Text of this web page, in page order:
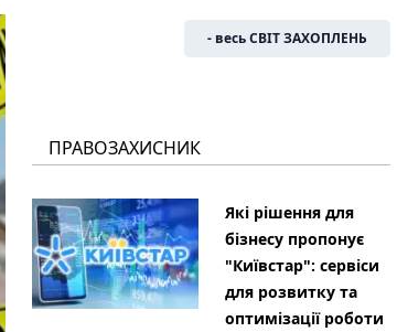
- весь СВІТ ЗАХОПЛЕНЬ
ПРАВОЗАХИСНИК
Які рішення для
бізнесу пропонує
"Київстар": сервіси
для розвитку та
оптимізації роботи